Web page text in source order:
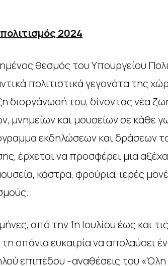
2024
θεσμός του Υπουργείου
πολιτιστικά γεγονότα της
διοργάνωσή του, δίνοντας νέα
μνημείων και μουσείων σε κάθε
εκδηλώσεων και δράσεων
, έρχεται να προσφέρει μια
κάστρα, φρούρια, ιερές
από την 1η Ιουλίου έως και
τη σπάνια ευκαιρία να απολαύσει
επιπέδου –αναθέσεις του «Όλη